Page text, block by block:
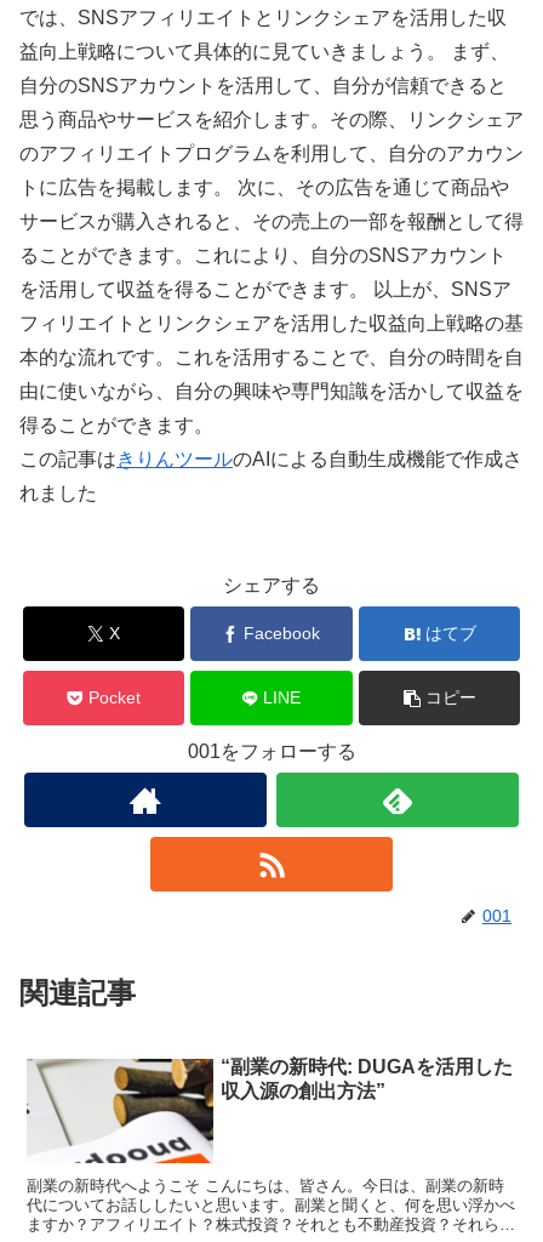
では、SNSアフィリエイトとリンクシェアを活用した収
益向上戦略について具体的に見ていきましょう。 まず、
自分のSNSアカウントを活用して、自分が信頼できると
思う商品やサービスを紹介します。その際、リンクシェア
のアフィリエイトプログラムを利用して、自分のアカウン
トに広告を掲載します。 次に、その広告を通じて商品や
サービスが購入されると、その売上の一部を報酬として得
ることができます。これにより、自分のSNSアカウント
を活用して収益を得ることができます。 以上が、SNSア
フィリエイトとリンクシェアを活用した収益向上戦略の基
本的な流れです。これを活用することで、自分の時間を自
由に使いながら、自分の興味や専門知識を活かして収益を
得ることができます。
この記事はきりんツールのAIによる自動生成機能で作成さ
れました
シェアする
X Facebook はてブ
Pocket LINE コピー
001をフォローする
001
関連記事
“副業の新時代: DUGAを活用した
収入源の創出方法”
副業の新時代へようこそ こんにちは、皆さん。今日は、副業の新時
代についてお話ししたいと思います。副業と聞くと、何を思い浮かべ
ますか？アフィリエイト？株式投資？それとも不動産投資？それらも